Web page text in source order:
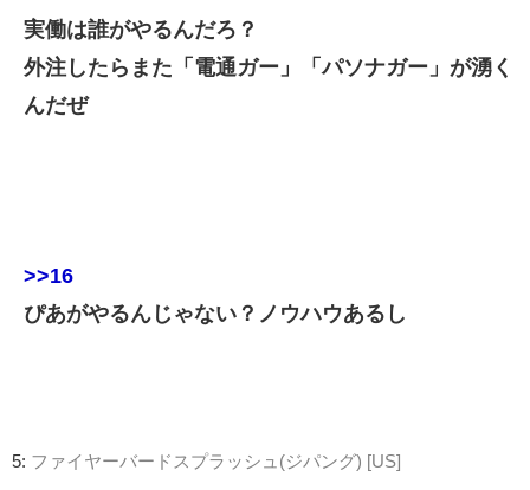
実働は誰がやるんだろ？
外注したらまた「電通ガー」「パソナガー」が湧く
んだぜ
>>16
ぴあがやるんじゃない？ノウハウあるし
5: ファイヤーバードスプラッシュ(ジパング) [US]